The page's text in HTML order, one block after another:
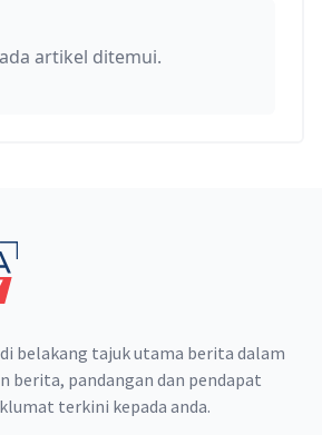
artikel ditemui.
belakang tajuk utama berita dalam
berita, pandangan dan pendapat
terkini kepada anda.